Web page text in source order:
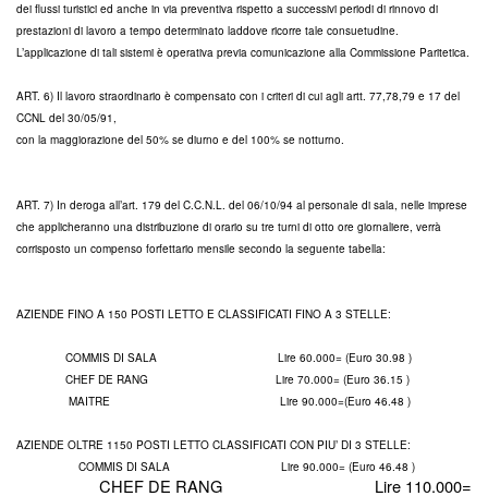
dei flussi turistici ed anche in via preventiva rispetto a successivi periodi di rinnovo di
prestazioni di lavoro a tempo determinato laddove ricorre tale consuetudine.
L’applicazione di tali sistemi è operativa previa comunicazione alla Commissione Paritetica.
ART. 6) Il lavoro straordinario è compensato con i criteri di cui agli artt. 77,78,79 e 17 del
CCNL del 30/05/91,
con la maggiorazione del 50% se diurno e del 100% se notturno.
ART. 7) In deroga all’art. 179 del C.C.N.L. del 06/10/94 al personale di sala, nelle imprese
che applicheranno una distribuzione di orario su tre turni di otto ore giornaliere, verrà
corrisposto un compenso forfettario mensile secondo la seguente tabella:
AZIENDE FINO A 150 POSTI LETTO E CLASSIFICATI FINO A 3 STELLE:
COMMIS DI SALA Lire 60.000= (Euro 30.98 )
CHEF DE RANG Lire 70.000= (Euro 36.15 )
MAITRE Lire 90.000=(Euro 46.48 )
AZIENDE OLTRE 1150 POSTI LETTO CLASSIFICATI CON PIU’ DI 3 STELLE:
COMMIS DI SALA Lire 90.000= (Euro 46.48 )
CHEF DE RANG Lire 110.000=